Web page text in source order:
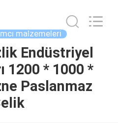
malzemeleri
Endüstriyel
1200 * 1000 *
Paslanmaz